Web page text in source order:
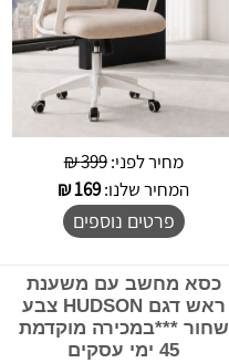
מחיר לפני:399 ₪
המחיר שלנו:169
₪
פרטים נוספים
כסא מחשב עם משענת
ראש דגם HUDSON צבע
שחור ***במכירה מוקדמת
45 ימי עסקים